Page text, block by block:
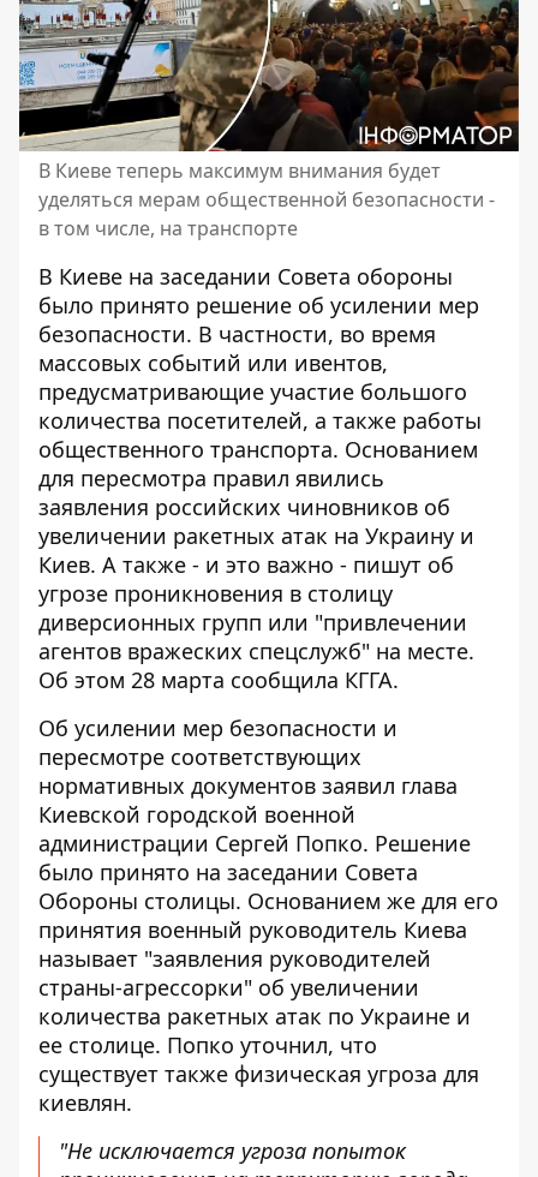
В Киеве теперь максимум внимания будет
уделяться мерам общественной безопасности -
в том числе, на транспорте
В Киеве на заседании Совета обороны
было принято решение об усилении мер
безопасности. В частности, во время
массовых событий или ивентов,
предусматривающие участие большого
количества посетителей, а также работы
общественного транспорта. Основанием
для пересмотра правил явились
заявления российских чиновников об
увеличении ракетных атак на Украину и
Киев. А также - и это важно - пишут об
угрозе проникновения в столицу
диверсионных групп или "привлечении
агентов вражеских спецслужб" на месте.
Об этом 28 марта сообщила КГГА.
Об усилении мер безопасности и
пересмотре соответствующих
нормативных документов заявил глава
Киевской городской военной
администрации Сергей Попко. Решение
было принято на заседании Совета
Обороны столицы. Основанием же для его
принятия военный руководитель Киева
называет "заявления руководителей
страны-агрессорки" об увеличении
количества ракетных атак по Украине и
ее столице. Попко уточнил, что
существует также физическая угроза для
киевлян.
"Не исключается угроза попыток